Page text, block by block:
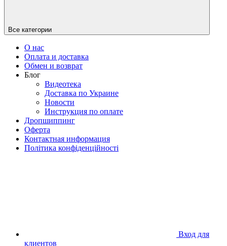
Все категории
О нас
Оплата и доставка
Обмен и возврат
Блог
Видеотека
Доставка по Украине
Новости
Инструкция по оплате
Дропшиппинг
Оферта
Контактная информация
Політика конфіденційності
Вход для
клиентов